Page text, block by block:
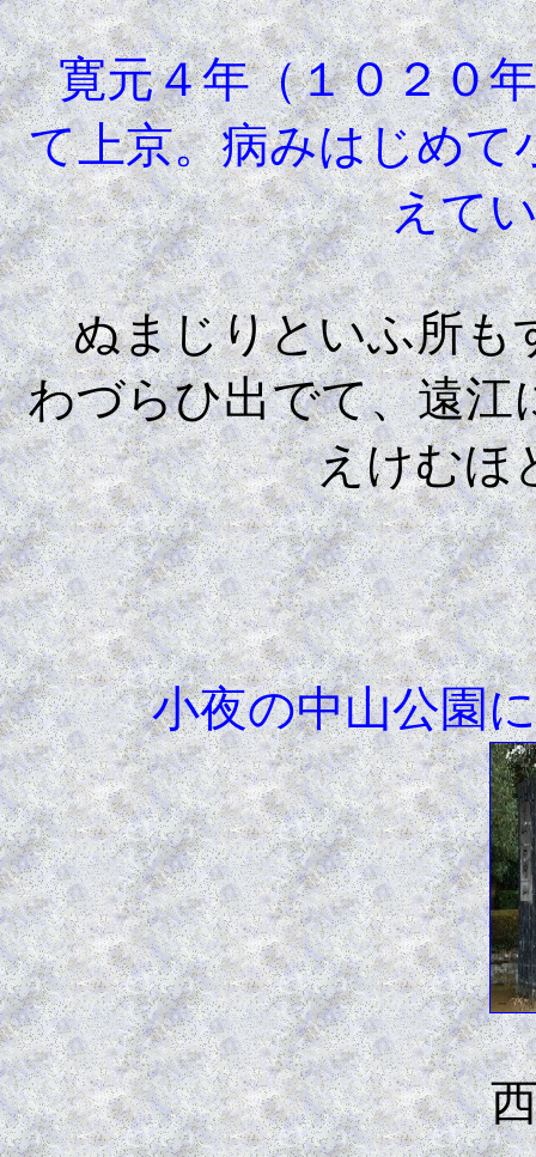
寛元４年（１０２０年
て上京。病みはじめて
えて
ぬまじりといふ所も
わづらひ出でて、遠江
えけむほ
小夜の中山公園